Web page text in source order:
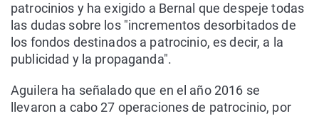
patrocinios y ha exigido a Bernal que despeje todas
las dudas sobre los "incrementos desorbitados de
los fondos destinados a patrocinio, es decir, a la
publicidad y la propaganda".
Aguilera ha señalado que en el año 2016 se
llevaron a cabo 27 operaciones de patrocinio, por